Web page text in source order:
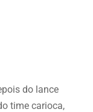
do lance
time carioca,